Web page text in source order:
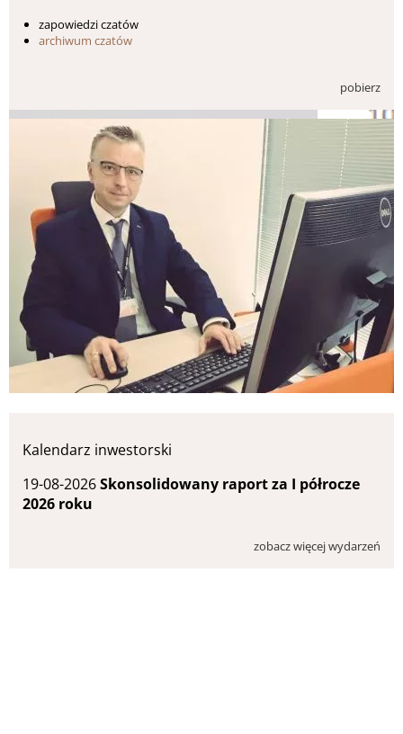
zapowiedzi czatów
archiwum czatów
pobierz
Kalendarz inwestorski
19-08-2026Skonsolidowany raport za I półrocze
2026 roku
zobacz więcej wydarzeń